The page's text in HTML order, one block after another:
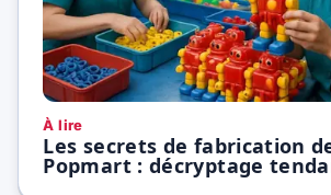
À lire
Les secrets de fabrication
Popmart : décryptage